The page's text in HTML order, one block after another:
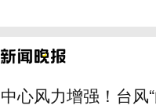
中心风力增强！台风